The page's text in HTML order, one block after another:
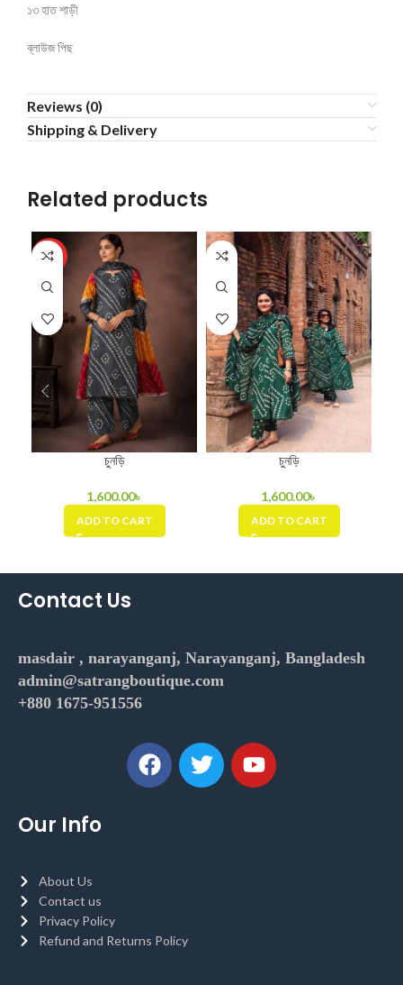
১৩ হাত শাড়ী
ব্লাউজ পিছ
Reviews (0)
Shipping & Delivery
Related products
HOT
চুনড়ি
1,600.00৳
ADD TO CART
চুনড়ি
1,600.00৳
ADD TO CART
Contact Us
masdair , narayanganj, Narayanganj, Bangladesh
admin@satrangboutique.com
+880 1675-951556
Our Info
About Us
Contact us
Privacy Policy
Refund and Returns Policy